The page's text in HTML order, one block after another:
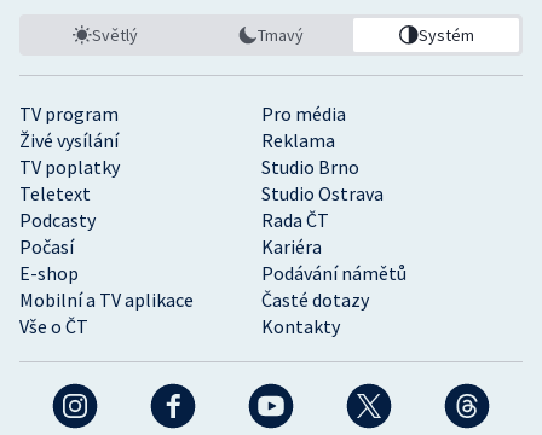
TV program
Pro média
Živé vysílání
Reklama
TV poplatky
Studio Brno
Teletext
Studio Ostrava
Podcasty
Rada ČT
Počasí
Kariéra
E-shop
Podávání námětů
Mobilní a TV aplikace
Časté dotazy
Vše o ČT
Kontakty
Světlý Tmavý Systém